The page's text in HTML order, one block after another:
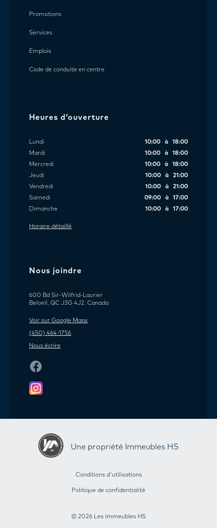
Promotions
Services
Emplois
Code de conduite en centre
Heures d’ouverture
Lundi
10:00 à 18:00
Mardi
10:00 à 18:00
Mercredi
10:00 à 18:00
Jeudi
10:00 à 21:00
Vendredi
10:00 à 21:00
Samedi
09:00 à 17:00
Dimanche
10:00 à 17:00
Horaire détaillé
Nous joindre
600 Bd Sir-Wilfrid-Laurier
Beloeil, QC J3G 4J2, Canada
Voir sur Google Maps
(450) 464-1756
Nous écrire
Une propriété Immeubles HS
Conditions d'utilisations
Politique de confidentialité
© 2026 Les immeubles HS